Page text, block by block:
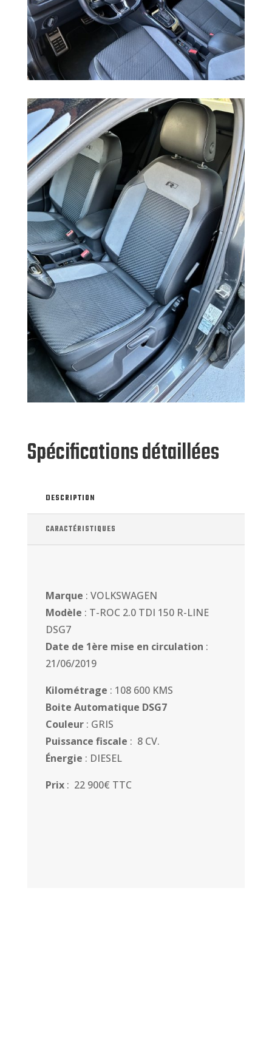
Spécifications détaillées
DESCRIPTION
CARACTÉRISTIQUES
Marque : VOLKSWAGEN
Modèle : T-ROC 2.0 TDI 150 R-LINE
DSG7
Date de 1ère mise en circulation :
21/06/2019
Kilométrage : 108 600 KMS
Boite Automatique DSG7
Couleur: GRIS
Puissance fiscale : 8 CV.
Énergie : DIESEL
Prix: 22 900€ TTC